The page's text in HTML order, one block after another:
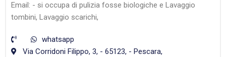
Email: - si occupa di pulizia fosse biologiche e Lavaggio
tombini, Lavaggio scarichi,
whatsapp
Via Corridoni Filippo, 3, - 65123, - Pescara,